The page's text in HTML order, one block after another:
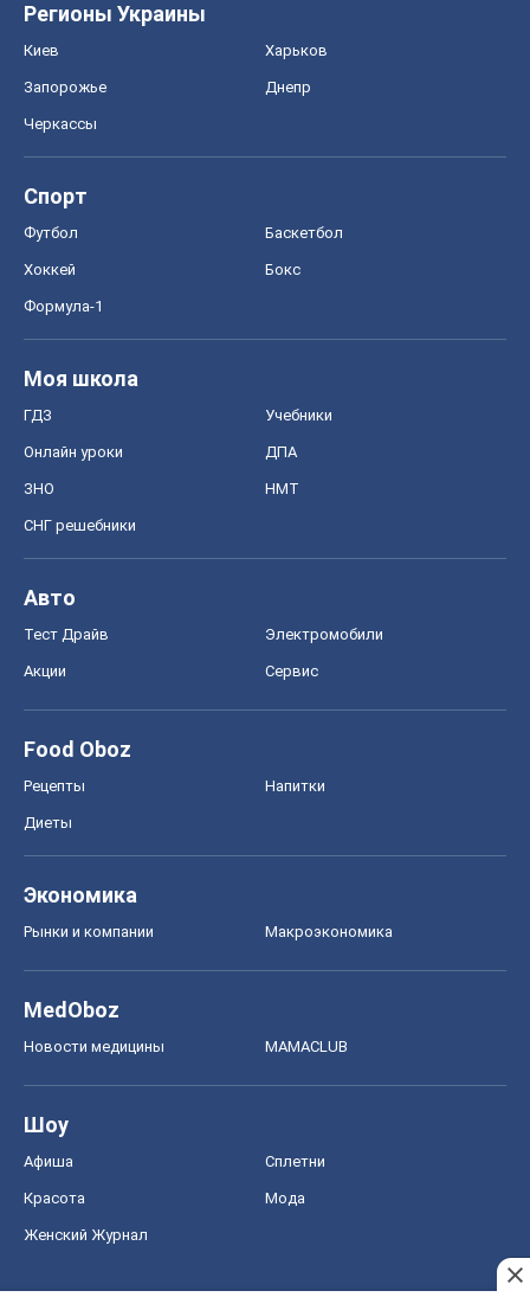
Регионы Украины
Киев Харьков
Запорожье Днепр
Черкассы
Спорт
Футбол Баскетбол
Хоккей Бокс
Формула-1
Моя школа
ГДЗ Учебники
Онлайн уроки ДПА
ЗНО НМТ
СНГ решебники
Авто
Тест Драйв Электромобили
Акции Сервис
Food Oboz
Рецепты Напитки
Диеты
Экономика
Рынки и компании Mакроэкономика
MedOboz
Новости медицины MAMACLUB
Шоу
Афиша Сплетни
Красота Мода
Женский Журнал